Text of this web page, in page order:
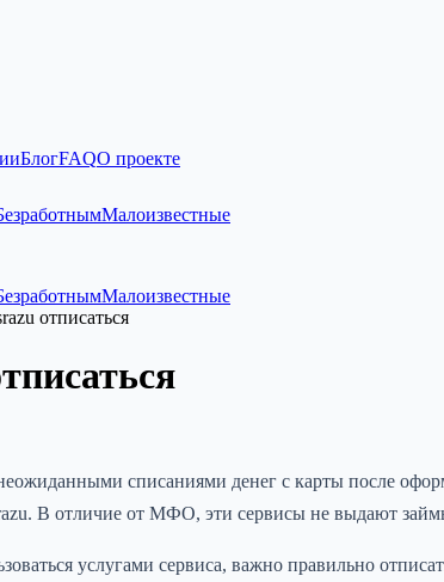
БлогFAQО проекте
Малоизвестные
Малоизвестные
отписаться
списаниями денег с карты после
В отличие от МФО, эти сервисы не выдают
услугами сервиса, важно правильно